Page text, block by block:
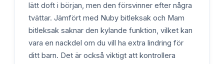
lätt doft i början, men den försvinner efter några
tvättar. Jämfört med Nuby bitleksak och Mam
bitleksak saknar den kylande funktion, vilket kan
vara en nackdel om du vill ha extra lindring för
ditt barn. Det är också viktigt att kontrollera